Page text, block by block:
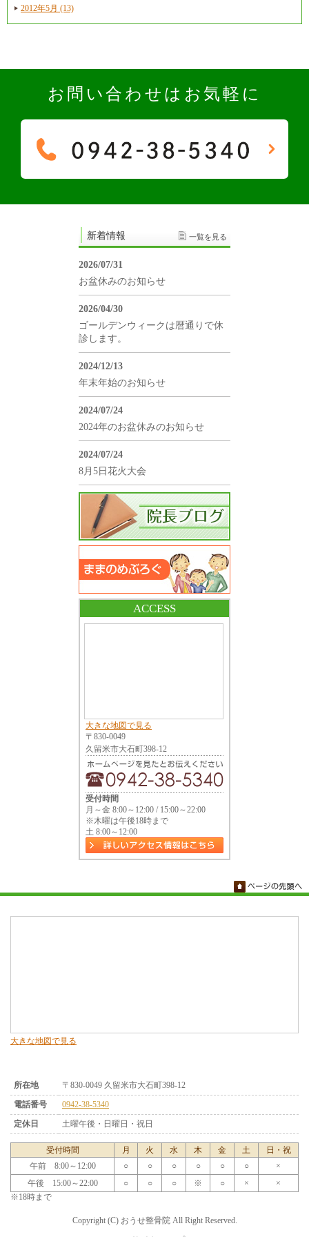
2012年5月 (13)
お問い合わせはお気軽に
新着情報 一覧を見る
2026/07/31
お盆休みのお知らせ
2026/04/30
ゴールデンウィークは暦通りで休
診します。
2024/12/13
年末年始のお知らせ
2024/07/24
2024年のお盆休みのお知らせ
2024/07/24
8月5日花火大会
ACCESS
大きな地図で見る
〒830-0049
久留米市大石町398-12
受付時間
月～金 8:00～12:00 / 15:00～22:00
※木曜は午後18時まで
土 8:00～12:00
大きな地図で見る
所在地
〒830-0049 久留米市大石町398-12
電話番号
0942-38-5340
定休日
土曜午後・日曜日・祝日
受付時間 月 火 水 木 金 土
日・祝
午前 8:00～12:00
○ ○ ○ ○ ○ ○
×
午後 15:00～22:00
○ ○ ○ ※ ○ ×
×
※18時まで
Copyright (C) おうせ整骨院 All Right Reserved.